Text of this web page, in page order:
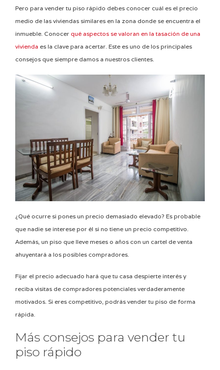
Pero para vender tu piso rápido debes conocer cuál es el precio
medio de las viviendas similares en la zona donde se encuentra el
inmueble. Conocer qué aspectos se valoran en la tasación de una
vivienda es la clave para acertar. Este es uno de los principales
consejos que siempre damos a nuestros clientes.
¿Qué ocurre si pones un precio demasiado elevado? Es probable
que nadie se interese por él si no tiene un precio competitivo.
Además, un piso que lleve meses o años con un cartel de venta
ahuyentará a los posibles compradores.
Fijar el precio adecuado hará que tu casa despierte interés y
reciba visitas de compradores potenciales verdaderamente
motivados. Si eres competitivo, podrás vender tu piso de forma
rápida.
Más consejos para vender tu
piso rápido